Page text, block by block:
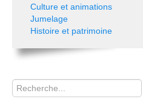
Culture et animations
Jumelage
Histoire et patrimoine
Rechercher